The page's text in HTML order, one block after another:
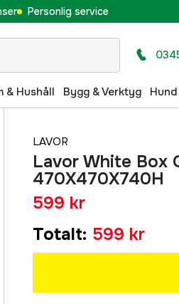
Personlig service
& Hushåll Bygg & Verktyg Hund
LAVOR
Lavor White Box
470X470X740H
599 kr
Totalt: 599 kr